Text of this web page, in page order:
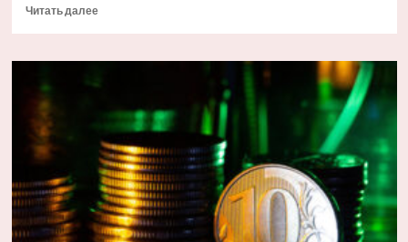
Читать далееПрочитать
По
Сочи
ударили
украинские
дроны.
Но
есть
и